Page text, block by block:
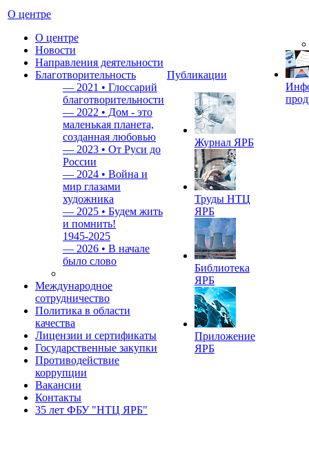
О центре
О центре
Новости
Направления деятельности
Благотворительность
— 2021 • Глоссарий
благотворительности
— 2022 • Дом - это
маленькая планета,
созданная любовью
— 2023 • От Руси до
России
— 2024 • Война и
мир глазами
художника
— 2025 • Будем жить
и помнить!
1945-2025
— 2026 • В начале
было слово
Международное
сотрудничество
Политика в области
качества
Лицензии и сертификаты
Государственные закупки
Противодействие
коррупции
Вакансии
Контакты
35 лет ФБУ "НТЦ ЯРБ"
Публикации
Журнал ЯРБ
Труды НТЦ
ЯРБ
Библиотека
ЯРБ
Приложение
ЯРБ